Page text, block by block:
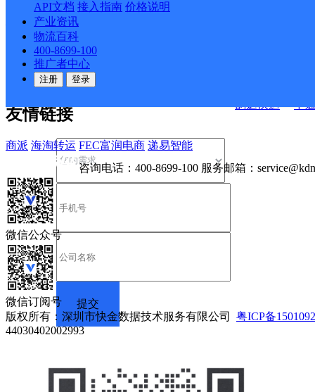
API文档 接入指南 价格说明
产业资讯
物流百科
400-8699-100
推广者中心
注册 登录
韵达快运
中
关于我们
公司介绍 企业动态
合作伙伴 快递鸟接口服务协议
户隐私政策
友情链接
商派 海淘转运 FEC富润电商 递易智能
咨询电话： 400-8699-100 服务邮箱：
微信公众号
微信订阅号
版权所有：深圳市快金数据技术服务有限公司 粤ICP备
44030402002993